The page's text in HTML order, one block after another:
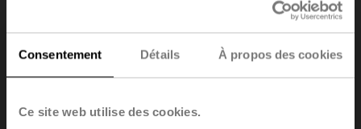
Consentement Détails À propos des cookies
Ce site web utilise des cookies.